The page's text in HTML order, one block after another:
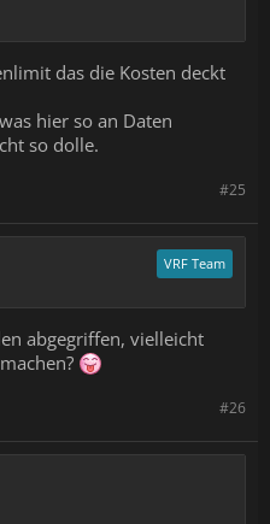
das die Kosten deckt
hier so an Daten
so dolle.
#25
VRF Team
abgegriffen, vielleicht
#26